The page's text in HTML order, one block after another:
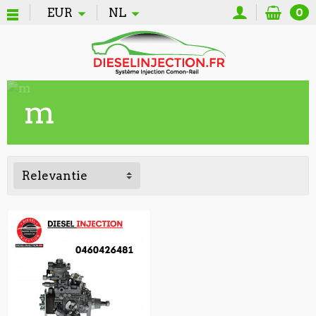
EUR NL 0
m
Relevantie